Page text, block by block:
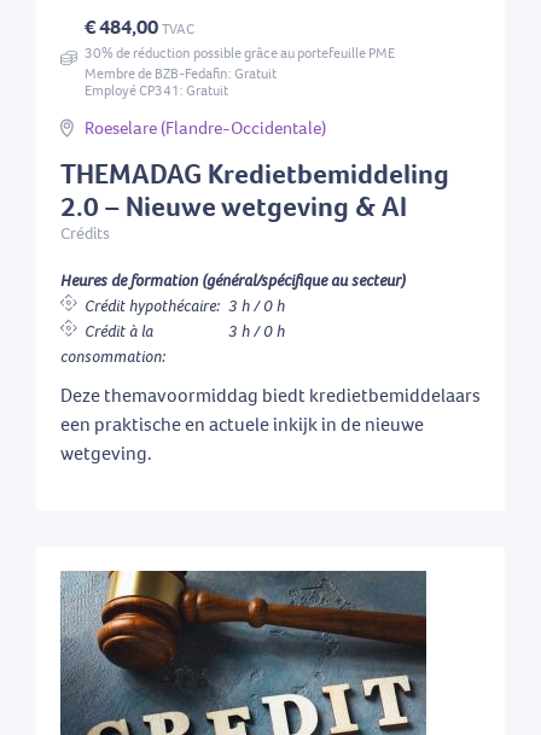
THEMADAG Kredietbemiddeling
2.0 – Nieuwe wetgeving & AI
Crédits
Heures de formation (général/spécifique au secteur)
Crédit hypothécaire: 3 h / 0 h
Crédit à la
consommation:
3 h / 0 h
Deze themavoormiddag biedt kredietbemiddelaars
een praktische en actuele inkijk in de nieuwe
wetgeving.
€ 484,00TVAC
30% de réduction possible grâce au portefeuille PME
Membre de BZB-Fedafin: Gratuit
Employé CP341: Gratuit
Roeselare (Flandre-Occidentale)